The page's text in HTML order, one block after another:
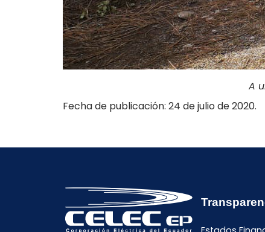
A
Fecha de publicación: 24 de julio de 2020.